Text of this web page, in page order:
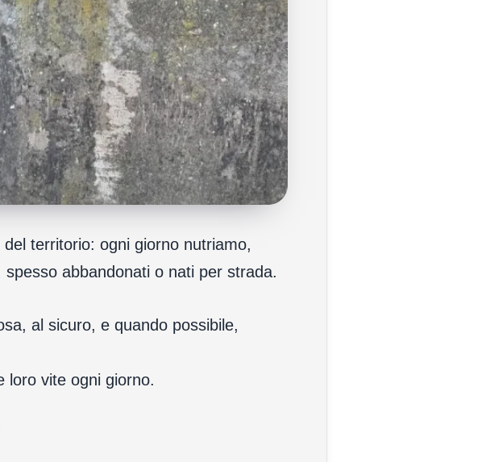
territorio: ogni giorno nutriamo,
abbandonati o nati per strada.
al sicuro, e quando possibile,
loro vite ogni giorno.